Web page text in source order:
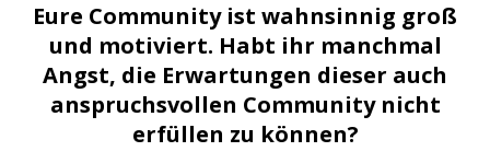
Eure Community ist wahnsinnig groß
und motiviert. Habt ihr manchmal
Angst, die Erwartungen dieser auch
anspruchsvollen Community nicht
erfüllen zu können?